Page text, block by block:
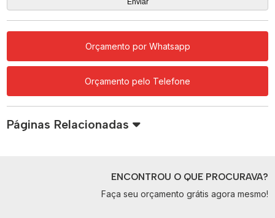
Orçamento por Whatsapp
Orçamento pelo Telefone
Páginas Relacionadas
ENCONTROU O QUE PROCURAVA?
Faça seu orçamento grátis agora mesmo!